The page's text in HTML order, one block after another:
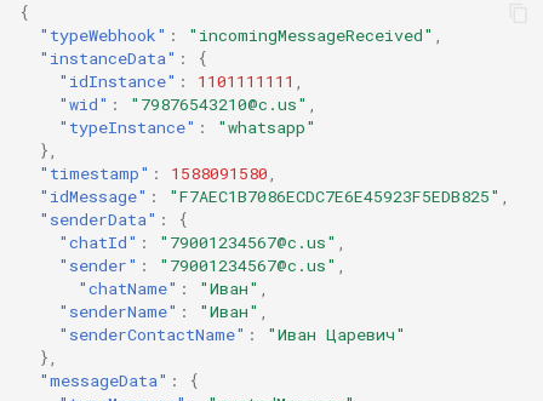
{
"typeWebhook" : "incomingMessageReceived" ,
"instanceData" :
{
"idInstance" : 1101111111 ,
"wid" : "79876543210@c.us" ,
"typeInstance" :
"whatsapp"
},
"timestamp" : 1588091580,
"idMessage" : "F7AEC1B7086ECDC7E6E45923F5EDB825" ,
"senderData" :
{
"chatId" : "79001234567@c.us" ,
"sender" : "79001234567@c.us" ,
"chatName" : "Иван" ,
"senderName" : "Иван" ,
"senderContactName" :
"Иван Царевич"
},
"messageData" :
{